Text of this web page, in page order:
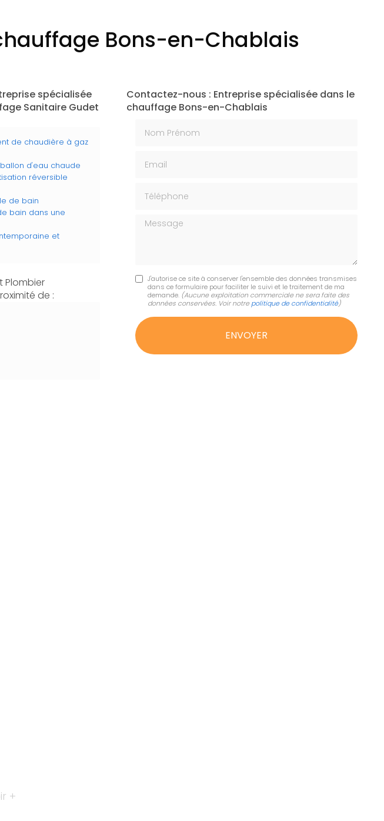
Bons-en-Chablais
spécialisée
Sanitaire Gudet
de chaudière à gaz
d'eau chaude
réversible
de bain
bain dans une
et
Plombier
de :
Contactez-nous : Entreprise spécialisée dans le
chauffage Bons-en-Chablais
Message
J'autorise ce site à conserver l'ensemble des données transmises
dans ce formulaire pour faciliter le suivi et le traitement de ma
demande. (Aucune exploitation commerciale ne sera faite des
données conservées. Voir notre politique de confidentialité)
+